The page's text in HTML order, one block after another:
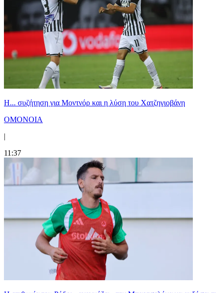
Η... συζήτηση για Μοντνόρ και η λύση του Χατζηγιοβάνη
ΟΜΟΝΟΙΑ
|
11:37